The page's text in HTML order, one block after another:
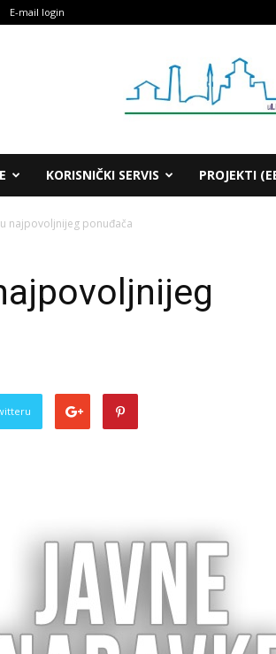
E-mail login
KORISNIČKI SERVIS PROJEKTI
najpovoljnijeg ponuđača